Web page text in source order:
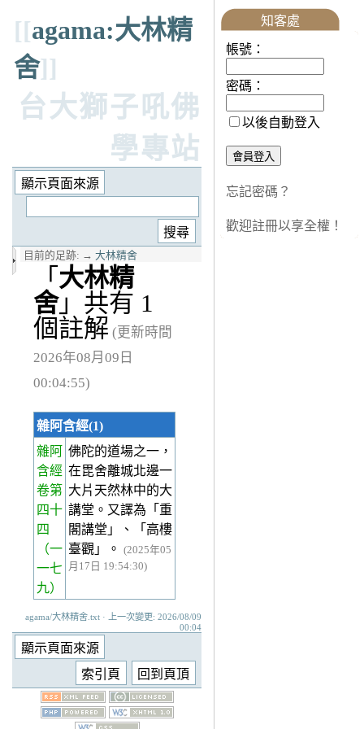
[[agama:大林精
舍]]
台大獅子吼佛
學專站
目前的足跡: → 大林精舍
「 大林精
舍」共有 1
個註解 (更新時間
2026年08月09日
00:04:55)
雜阿含經(1)
雜阿
含經
卷第
四十
四
（一
一七
九）
佛陀的道場之一，
在毘舍離城北邊一
大片天然林中的大
講堂。又譯為「重
閣講堂」、「高樓
臺觀」。
(2025年05
月17日 19:54:30)
agama/大林精舍.txt · 上一次變更: 2026/08/09
00:04
知客處
帳號：
密碼：
以後自動登入
忘記密碼？
歡迎註冊以享全權！